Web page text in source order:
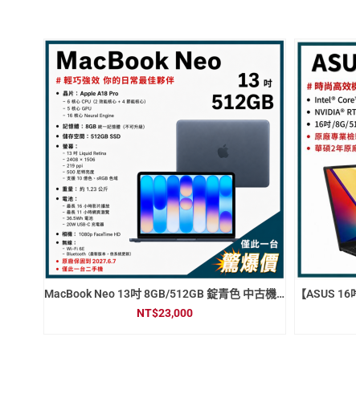
MacBook Neo 13吋 8GB/512GB 錠青色 中古機 二手機 福利機 #67r5w
NT$23,000